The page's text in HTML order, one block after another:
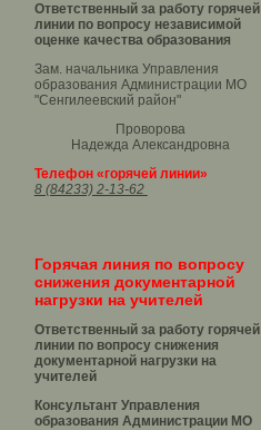
Ответственный за работу горячей
линии по вопросу независимой
оценке качества образования
Зам. начальника Управления
образования Администрации МО
"Сенгилеевский район"
Проворова
Надежда Александровна
Телефон «горячей линии»
8 (84233) 2-13-62
Горячая линия по вопросу
снижения документарной
нагрузки на учителей
Ответственный за работу горячей
линии по вопросу снижения
документарной нагрузки на
учителей
Консультант Управления
образования Администрации МО